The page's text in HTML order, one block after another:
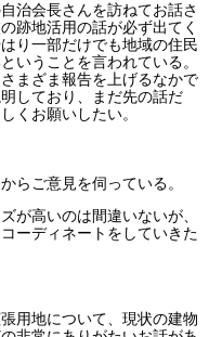
治会長さんを訪ねてお話さ
跡地活用の話が必ず出てく
り一部だけでも地域の住民
いうことを言われている。
まざま報告を上げるなかで
しており、まだ先の話だ
くお願いしたい。
らご意見を伺っている。
が高いのは間違いないが、
ーディネートをしていきた
用地について、現状の建物